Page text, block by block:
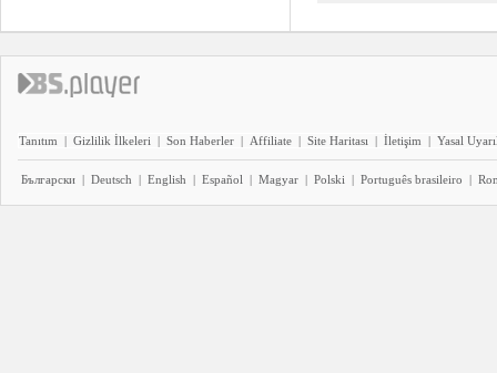
Tanıtım | Gizlilik İlkeleri | Son Haberler | Affiliate | Site Haritası | İletişim | Yasal
Български | Deutsch | English | Español | Magyar | Polski | Português brasileiro |